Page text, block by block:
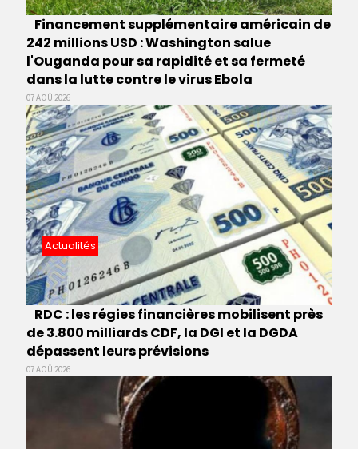
Financement supplémentaire américain de
242 millions USD : Washington salue
l'Ouganda pour sa rapidité et sa fermeté
dans la lutte contre le virus Ebola
07 AOÛ 2026
Actualités
RDC : les régies financières mobilisent près
de 3.800 milliards CDF, la DGI et la DGDA
dépassent leurs prévisions
07 AOÛ 2026